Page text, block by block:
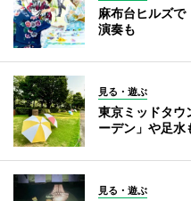
麻布台ヒルズ
演奏も
見る・遊ぶ
東京ミッドタ
ーデン」や足水
見る・遊ぶ